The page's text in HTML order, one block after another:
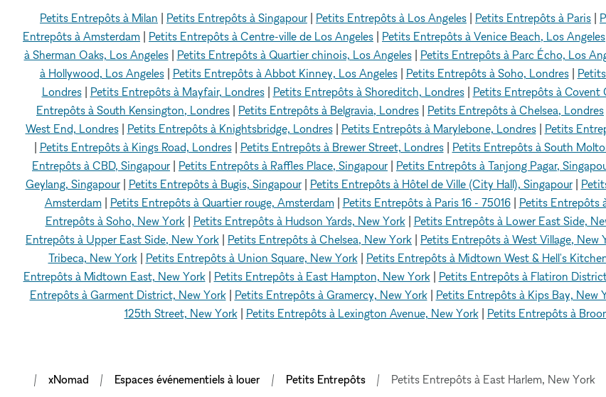
Petits Entrepôts à Milan Petits Entrepôts à Singapour Petits Entrepôts à Los Angeles Petits Entrepôts à Paris
Entrepôts à Amsterdam
Petits Entrepôts à Centre-ville de Los Angeles Petits Entrepôts à Venice Beach, Los Angeles
à Sherman Oaks, Los Angeles| Petits Entrepôts à Quartier chinois, Los Angeles| Petits Entrepôts à Parc Écho, Los
à Hollywood, Los Angeles| Petits Entrepôts à Abbot Kinney, Los Angeles| Petits Entrepôts à Soho, Londres|
Londres| Petits Entrepôts à Mayfair, Londres| Petits Entrepôts à Shoreditch, Londres| Petits Entrepôts à Covent
Entrepôts à South Kensington, Londres
Petits Entrepôts à Belgravia, Londres Petits Entrepôts à Chelsea, Londres
West End, Londres| Petits Entrepôts à Knightsbridge, Londres| Petits Entrepôts à Marylebone, Londres| Petits
Petits Entrepôts à Kings Road, Londres| Petits Entrepôts à Brewer Street, Londres| Petits Entrepôts à South
Entrepôts à CBD, Singapour
Petits Entrepôts à Raffles Place, Singapour Petits Entrepôts à Tanjong Pagar,
Geylang, Singapour| Petits Entrepôts à Bugis, Singapour| Petits Entrepôts à Hôtel de Ville (City Hall), Singapour|
Amsterdam| Petits Entrepôts à Quartier rouge, Amsterdam| Petits Entrepôts à Paris 16 - 75016| Petits Entrepôts
Entrepôts à Soho, New York| Petits Entrepôts à Hudson Yards, New York| Petits Entrepôts à Lower East Side,
Entrepôts à Upper East Side, New York
Petits Entrepôts à Chelsea, New York Petits Entrepôts à West Village, New
Tribeca, New York| Petits Entrepôts à Union Square, New York| Petits Entrepôts à Midtown West & Hell's
Entrepôts à Midtown East, New York| Petits Entrepôts à East Hampton, New York| Petits Entrepôts à Flatiron
Entrepôts à Garment District, New York| Petits Entrepôts à Gramercy, New York| Petits Entrepôts à Kips Bay, New
125th Street, New York| Petits Entrepôts à Lexington Avenue, New York| Petits Entrepôts à
xNomad Espaces événementiels à louer Petits Entrepôts Petits Entrepôts à East Harlem, New York